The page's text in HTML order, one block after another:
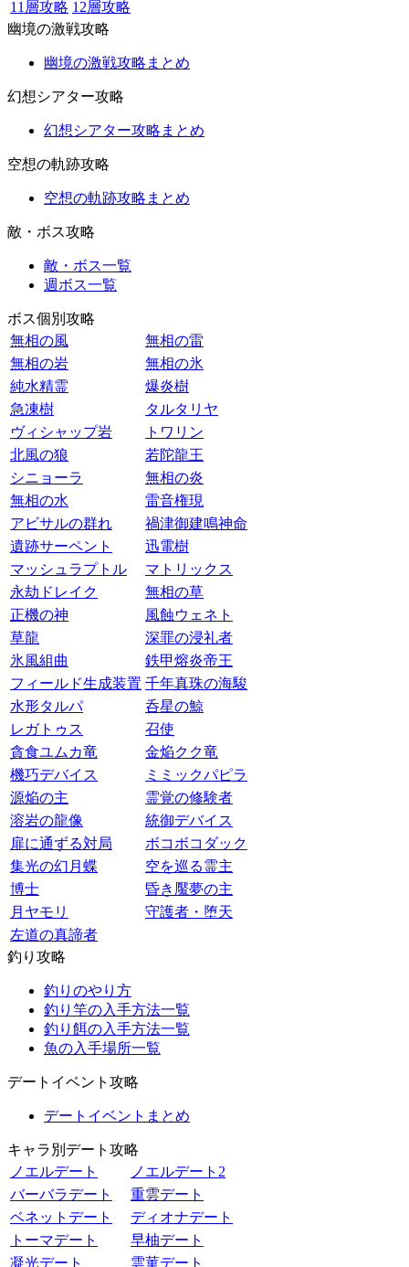
11層攻略 12層攻略
幽境の激戦攻略
幽境の激戦攻略まとめ
幻想シアター攻略
幻想シアター攻略まとめ
空想の軌跡攻略
空想の軌跡攻略まとめ
敵・ボス攻略
敵・ボス一覧
週ボス一覧
ボス個別攻略
無相の風
無相の雷
無相の岩
無相の氷
純水精霊
爆炎樹
急凍樹
タルタリヤ
ヴィシャップ岩
トワリン
北風の狼
若陀龍王
シニョーラ
無相の炎
無相の水
雷音権現
アビサルの群れ
禍津御建鳴神命
遺跡サーペント
迅電樹
マッシュラプトル
マトリックス
永劫ドレイク
無相の草
正機の神
風蝕ウェネト
草龍
深罪の浸礼者
氷風組曲
鉄甲熔炎帝王
フィールド生成装置 千年真珠の海駿
水形タルパ
呑星の鯨
レガトゥス
召使
貪食ユムカ竜
金焔クク竜
機巧デバイス
ミミックパピラ
源焔の主
霊覚の修験者
溶岩の龍像
統御デバイス
扉に通ずる対局
ボコボコダック
集光の幻月蝶
空を巡る霊主
博士
昏き魘夢の主
月ヤモリ
守護者・堕天
左道の真諦者
釣り攻略
釣りのやり方
釣り竿の入手方法一覧
釣り餌の入手方法一覧
魚の入手場所一覧
デートイベント攻略
デートイベントまとめ
キャラ別デート攻略
ノエルデート
ノエルデート2
バーバラデート
重雲デート
ベネットデート
ディオナデート
トーマデート
早柚デート
凝光デート
雲菫デート